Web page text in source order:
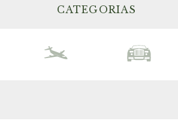
CATEGORIAS